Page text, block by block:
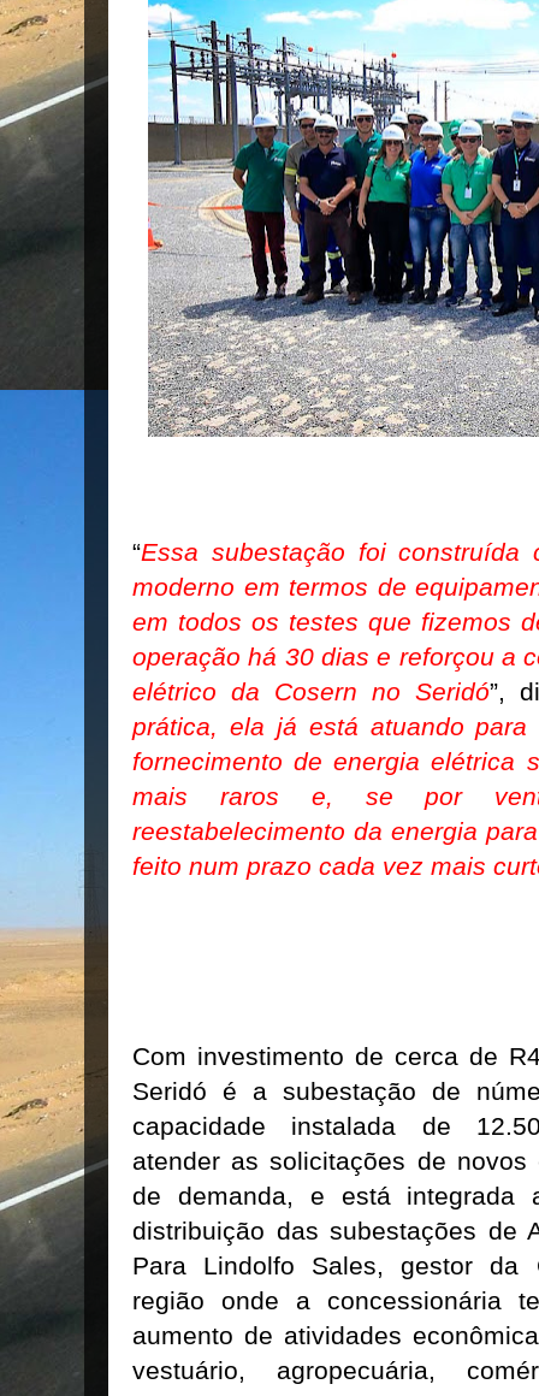
“Essa subestação foi
moderno em termos de
em todos os testes que fizemos
operação há 30 dias e reforçou a
elétrico da Cosern no Seridó”,
prática, ela já está atuando
fornecimento de energia elétrica
mais raros e, se por
reestabelecimento da energia
feito num prazo cada vez mais
Com investimento de cerca de
Seridó é a subestação de
capacidade instalada de
atender as solicitações de
de demanda, e está integrada
distribuição das subestações de
Para Lindolfo Sales, gestor da
região onde a concessionária
aumento de atividades
vestuário, agropecuária,